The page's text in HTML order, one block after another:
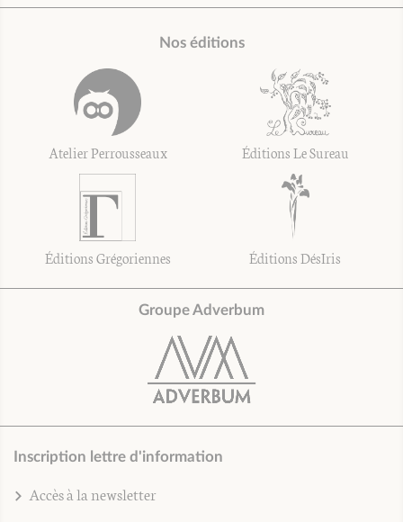
Nos éditions
Atelier Perrousseaux Éditions Le Sureau
Éditions Grégoriennes Éditions DésIris
Groupe Adverbum
Inscription lettre d'information
Accès à la newsletter